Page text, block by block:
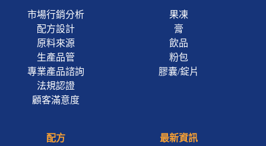
市場行銷分析
配方設計
原料來源
生產品管
專業產品諮詢
法規認證
顧客滿意度
果凍
膏
飲品
粉包
膠囊/錠片
配方
最新資訊